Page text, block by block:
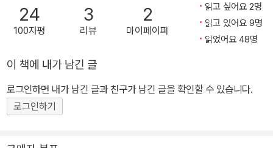
24
100자평
3
리뷰
2
마이페이퍼
읽고 싶어요 2명
읽고 있어요 9명
읽었어요 48명
이 책에 내가 남긴 글
로그인하면 내가 남긴 글과 친구가 남긴 글을 확인할 수 있습니다.
로그인하기